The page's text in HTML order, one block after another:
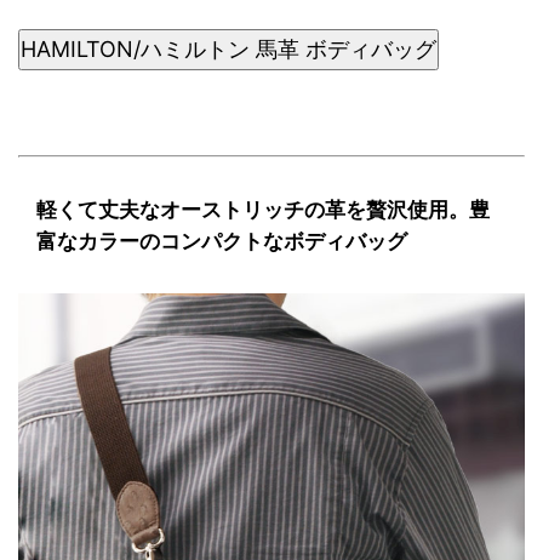
HAMILTON/ハミルトン 馬革 ボディバッグ
軽くて丈夫なオーストリッチの革を贅沢使用。豊
富なカラーのコンパクトなボディバッグ